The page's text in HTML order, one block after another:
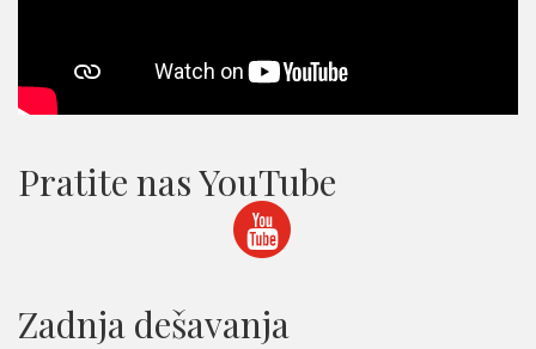
Pratite nas YouTube
Zadnja dešavanja